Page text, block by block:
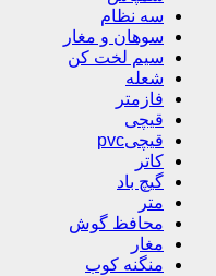
سه نظام
سوهان و مغار
سیم لخت کن
شعله
فازمتر
قیچی
قیچیpvc
کاتر
گیچ باد
متر
محافظ گوش
مغار
منگنه کوب